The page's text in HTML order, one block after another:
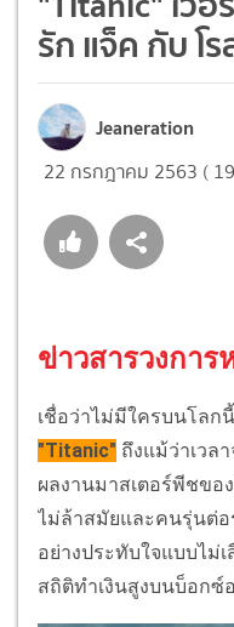
รัก แจ็ค กับ โ
Jeaneration
22 กรกฎาคม 2563 (
ข่าวสารวงการ
เชื่อว่าไม่มีใครบนโล
"Titanic" ถึงแม้ว่าเวล
ผลงานมาสเตอร์พีชขอ
ไม่ล้าสมัยและคนรุ่นต่อ
อย่างประทับใจแบบไม่
สถิติทำเงินสูงบนบ็อก